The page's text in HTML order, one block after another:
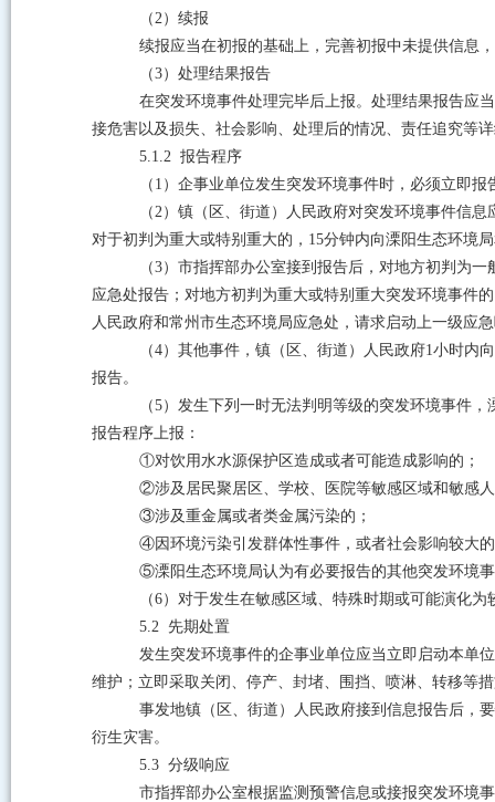
（2）续报
续报应当在初报的基础上，完善初报中未提供信息
（3）处理结果报告
在突发环境事件处理完毕后上报。处理结果报告应
接危害以及损失、社会影响、处理后的情况、责任追究等
5.1.2 报告程序
（ 1 ）企事业单位发生突发环境事件时，必须立即
（2）镇（区、街道）人民政府对突发环境事件信
对于初判为重大或特别重大的， 15分钟内向溧阳生态环境
（3）市指挥部办公室接到报告后，对地方初判为
应急处报告；对地方初判为重大或特别重大突发环境事件
人民政府和常州市生态环境局应急处，请求启动上一级应
（4）其他事件，镇（区、街道）人民政府1小时内
报告。
（5）发生下列一时无法判明等级的突发环境事件
报告程序上报：
①对饮用水水源保护区造成或者可能造成影响的；
②涉及居民聚居区、学校、医院等敏感区域和敏感
③涉及重金属或者类金属污染的；
④因环境污染引发群体性事件，或者社会影响较大
⑤溧阳生态环境局认为有必要报告的其他突发环境
（6）对于发生在敏感区域、特殊时期或可能演化
5.2 先期处置
发生突发环境事件的企事业单位应当立即启动本单
维护；立即采取关闭、停产、封堵、围挡、喷淋、转移等
事发地镇（区、街道）人民政府接到信息报告后，
衍生灾害。
5.3 分级响应
市指挥部办公室根据监测预警信息或接报突发环境